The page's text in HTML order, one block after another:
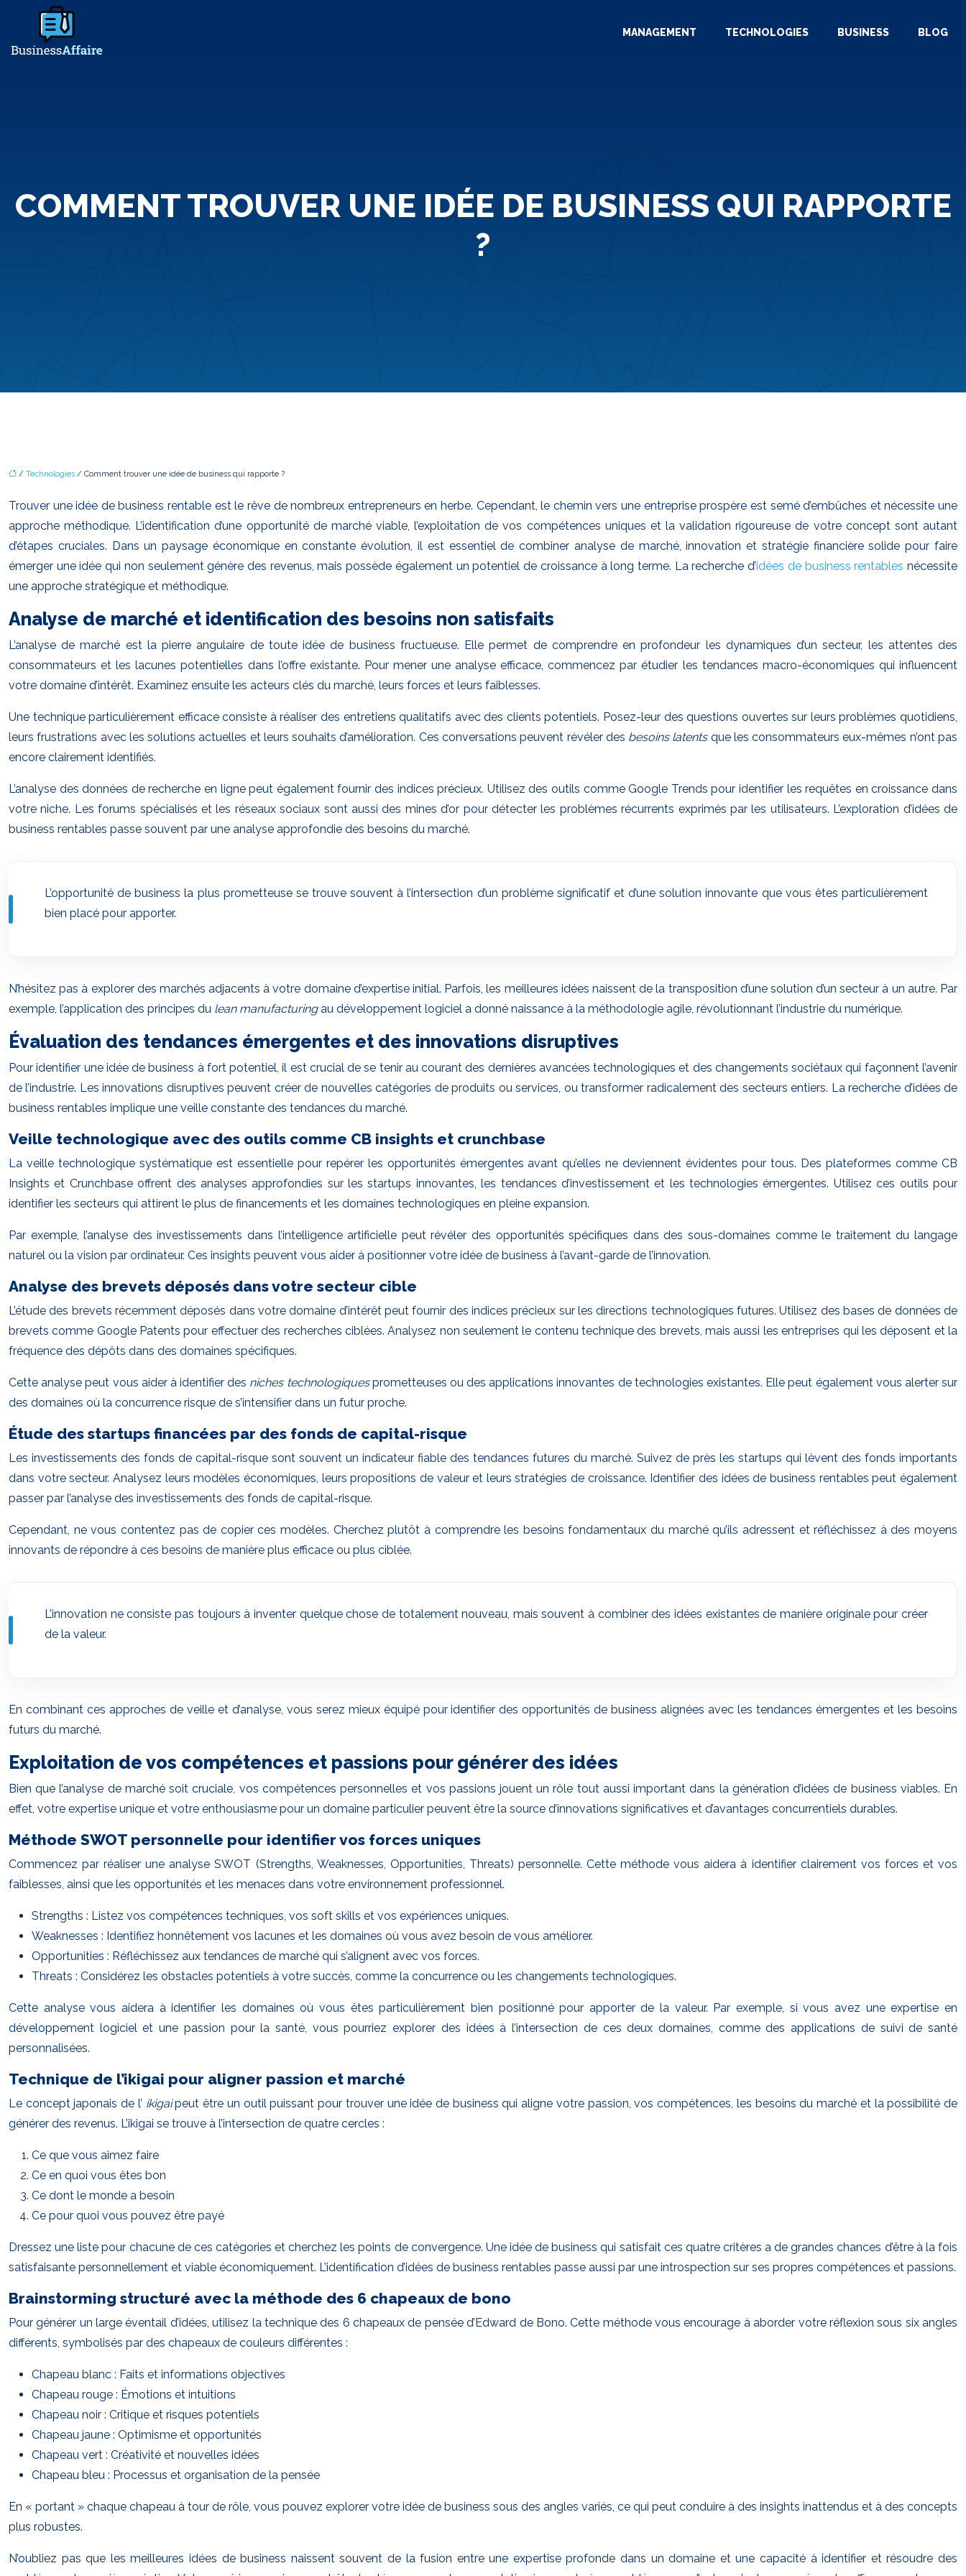
MANAGEMENT TECHNOLOGIES BUSINESS BLOG
COMMENT TROUVER UNE IDÉE DE BUSINESS QUI RAPPORTE
?
/ Technologies / Comment trouver une idée de business qui rapporte ?
Trouver une idée de business rentable est le rêve de nombreux entrepreneurs en herbe. Cependant, le chemin vers une entreprise prospère est semé d’embûches et nécessite une
approche méthodique. L’identification d’une opportunité de marché viable, l’exploitation de vos compétences uniques et la validation rigoureuse de votre concept sont autant
d’étapes cruciales. Dans un paysage économique en constante évolution, il est essentiel de combiner analyse de marché, innovation et stratégie financière solide pour faire
émerger une idée qui non seulement génère des revenus, mais possède également un potentiel de croissance à long terme. La recherche d’idées de business rentables nécessite
une approche stratégique et méthodique.
Analyse de marché et identification des besoins non satisfaits
L’analyse de marché est la pierre angulaire de toute idée de business fructueuse. Elle permet de comprendre en profondeur les dynamiques d’un secteur, les attentes des
consommateurs et les lacunes potentielles dans l’offre existante. Pour mener une analyse efficace, commencez par étudier les tendances macro-économiques qui influencent
votre domaine d’intérêt. Examinez ensuite les acteurs clés du marché, leurs forces et leurs faiblesses.
Une technique particulièrement efficace consiste à réaliser des entretiens qualitatifs avec des clients potentiels. Posez-leur des questions ouvertes sur leurs problèmes quotidiens,
leurs frustrations avec les solutions actuelles et leurs souhaits d’amélioration. Ces conversations peuvent révéler des besoins latents que les consommateurs eux-mêmes n’ont pas
encore clairement identifiés.
L’analyse des données de recherche en ligne peut également fournir des indices précieux. Utilisez des outils comme Google Trends pour identifier les requêtes en croissance dans
votre niche. Les forums spécialisés et les réseaux sociaux sont aussi des mines d’or pour détecter les problèmes récurrents exprimés par les utilisateurs. L’exploration d’idées de
business rentables passe souvent par une analyse approfondie des besoins du marché.
L’opportunité de business la plus prometteuse se trouve souvent à l’intersection d’un problème significatif et d’une solution innovante que vous êtes particulièrement
bien placé pour apporter.
N’hésitez pas à explorer des marchés adjacents à votre domaine d’expertise initial. Parfois, les meilleures idées naissent de la transposition d’une solution d’un secteur à un autre. Par
exemple, l’application des principes du lean manufacturingau développement logiciel a donné naissance à la méthodologie agile, révolutionnant l’industrie du numérique.
Évaluation des tendances émergentes et des innovations disruptives
Pour identifier une idée de business à fort potentiel, il est crucial de se tenir au courant des dernières avancées technologiques et des changements sociétaux qui façonnent l’avenir
de l’industrie. Les innovations disruptives peuvent créer de nouvelles catégories de produits ou services, ou transformer radicalement des secteurs entiers. La recherche d’idées de
business rentables implique une veille constante des tendances du marché.
Veille technologique avec des outils comme CB insights et crunchbase
La veille technologique systématique est essentielle pour repérer les opportunités émergentes avant qu’elles ne deviennent évidentes pour tous. Des plateformes comme CB
Insights et Crunchbase offrent des analyses approfondies sur les startups innovantes, les tendances d’investissement et les technologies émergentes. Utilisez ces outils pour
identifier les secteurs qui attirent le plus de financements et les domaines technologiques en pleine expansion.
Par exemple, l’analyse des investissements dans l’intelligence artificielle peut révéler des opportunités spécifiques dans des sous-domaines comme le traitement du langage
naturel ou la vision par ordinateur. Ces insights peuvent vous aider à positionner votre idée de business à l’avant-garde de l’innovation.
Analyse des brevets déposés dans votre secteur cible
L’étude des brevets récemment déposés dans votre domaine d’intérêt peut fournir des indices précieux sur les directions technologiques futures. Utilisez des bases de données de
brevets comme Google Patents pour effectuer des recherches ciblées. Analysez non seulement le contenu technique des brevets, mais aussi les entreprises qui les déposent et la
fréquence des dépôts dans des domaines spécifiques.
Cette analyse peut vous aider à identifier des niches technologiquesprometteuses ou des applications innovantes de technologies existantes. Elle peut également vous alerter sur
des domaines où la concurrence risque de s’intensifier dans un futur proche.
Étude des startups financées par des fonds de capital-risque
Les investissements des fonds de capital-risque sont souvent un indicateur fiable des tendances futures du marché. Suivez de près les startups qui lèvent des fonds importants
dans votre secteur. Analysez leurs modèles économiques, leurs propositions de valeur et leurs stratégies de croissance. Identifier des idées de business rentables peut également
passer par l’analyse des investissements des fonds de capital-risque.
Cependant, ne vous contentez pas de copier ces modèles. Cherchez plutôt à comprendre les besoins fondamentaux du marché qu’ils adressent et réfléchissez à des moyens
innovants de répondre à ces besoins de manière plus efficace ou plus ciblée.
L’innovation ne consiste pas toujours à inventer quelque chose de totalement nouveau, mais souvent à combiner des idées existantes de manière originale pour créer
de la valeur.
En combinant ces approches de veille et d’analyse, vous serez mieux équipé pour identifier des opportunités de business alignées avec les tendances émergentes et les besoins
futurs du marché.
Exploitation de vos compétences et passions pour générer des idées
Bien que l’analyse de marché soit cruciale, vos compétences personnelles et vos passions jouent un rôle tout aussi important dans la génération d’idées de business viables. En
effet, votre expertise unique et votre enthousiasme pour un domaine particulier peuvent être la source d’innovations significatives et d’avantages concurrentiels durables.
Méthode SWOT personnelle pour identifier vos forces uniques
Commencez par réaliser une analyse SWOT (Strengths, Weaknesses, Opportunities, Threats) personnelle. Cette méthode vous aidera à identifier clairement vos forces et vos
faiblesses, ainsi que les opportunités et les menaces dans votre environnement professionnel.
Strengths : Listez vos compétences techniques, vos soft skills et vos expériences uniques.
Weaknesses : Identifiez honnêtement vos lacunes et les domaines où vous avez besoin de vous améliorer.
Opportunities : Réfléchissez aux tendances de marché qui s’alignent avec vos forces.
Threats : Considérez les obstacles potentiels à votre succès, comme la concurrence ou les changements technologiques.
Cette analyse vous aidera à identifier les domaines où vous êtes particulièrement bien positionné pour apporter de la valeur. Par exemple, si vous avez une expertise en
développement logiciel et une passion pour la santé, vous pourriez explorer des idées à l’intersection de ces deux domaines, comme des applications de suivi de santé
personnalisées.
Technique de l’ikigai pour aligner passion et marché
Le concept japonais de l’ ikigaipeut être un outil puissant pour trouver une idée de business qui aligne votre passion, vos compétences, les besoins du marché et la possibilité de
générer des revenus. L’ikigai se trouve à l’intersection de quatre cercles :
Ce que vous aimez faire
Ce en quoi vous êtes bon
Ce dont le monde a besoin
Ce pour quoi vous pouvez être payé
Dressez une liste pour chacune de ces catégories et cherchez les points de convergence. Une idée de business qui satisfait ces quatre critères a de grandes chances d’être à la fois
satisfaisante personnellement et viable économiquement. L’identification d’idées de business rentables passe aussi par une introspection sur ses propres compétences et passions.
Brainstorming structuré avec la méthode des 6 chapeaux de bono
Pour générer un large éventail d’idées, utilisez la technique des 6 chapeaux de pensée d’Edward de Bono. Cette méthode vous encourage à aborder votre réflexion sous six angles
différents, symbolisés par des chapeaux de couleurs différentes :
Chapeau blanc : Faits et informations objectives
Chapeau rouge : Émotions et intuitions
Chapeau noir : Critique et risques potentiels
Chapeau jaune : Optimisme et opportunités
Chapeau vert : Créativité et nouvelles idées
Chapeau bleu : Processus et organisation de la pensée
En « portant » chaque chapeau à tour de rôle, vous pouvez explorer votre idée de business sous des angles variés, ce qui peut conduire à des insights inattendus et à des concepts
plus robustes.
N’oubliez pas que les meilleures idées de business naissent souvent de la fusion entre une expertise profonde dans un domaine et une capacité à identifier et résoudre des